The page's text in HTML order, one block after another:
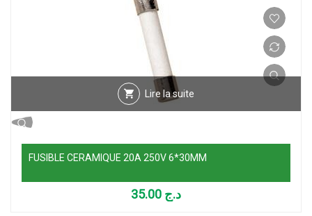
Lire la suite
FUSIBLE CERAMIQUE 20A 250V 6*30MM
د.ج